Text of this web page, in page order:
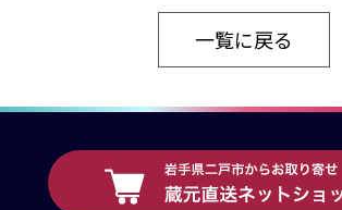
一覧に戻る